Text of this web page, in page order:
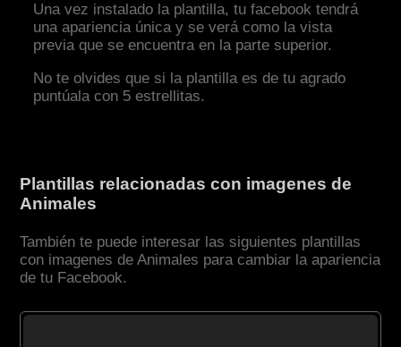
Una vez instalado la plantilla, tu facebook tendrá
una apariencia única y se verá como la vista
previa que se encuentra en la parte superior.
No te olvides que si la plantilla es de tu agrado
puntúala con 5 estrellitas.
Plantillas relacionadas con imagenes de
Animales
También te puede interesar las siguientes plantillas
con imagenes de Animales para cambiar la apariencia
de tu Facebook.